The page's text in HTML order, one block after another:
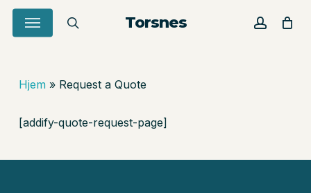
Skip
Torsnes
search account
Menu
Cart
Close
Hjem» Request a Quote
[addify-quote-request-page]